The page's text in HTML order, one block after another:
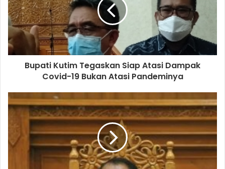
Bupati Kutim Tegaskan Siap Atasi Dampak
Covid-19 Bukan Atasi Pandeminya